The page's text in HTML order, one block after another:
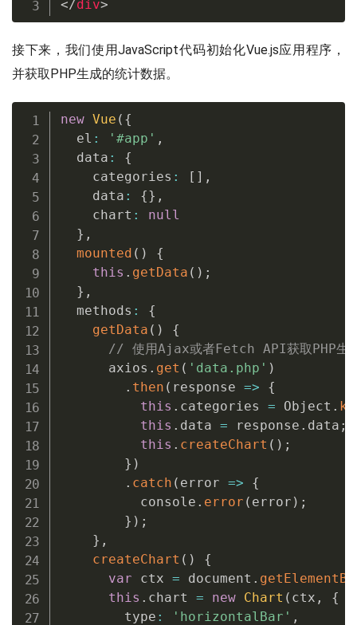
</div>
接下来，我们使用JavaScript代码初始化Vue.js应用程序，
并获取PHP生成的统计数据。
new Vue ( {
  el
: '#app' ,
  data
:
{
    categories
: [ ] ,
    data
: {} ,
    chart
:
null
} ,
mounted ( )
{
this . getData ( ) ;
} ,
  methods
:
{
getData ( )
{
// 使用Ajax或者Fetch API获取PHP生
      axios
. get ( 'data.php' )
. then ( response =>
{
this . categories = Object .
this . data = response . data ;
this . createChart ( ) ;
} )
. catch ( error =>
{
          console
. error ( error ) ;
} ) ;
} ,
createChart ( )
{
var ctx = document .
this . chart = new Chart ( ctx ,
{
        type
: 'horizontalBar' ,